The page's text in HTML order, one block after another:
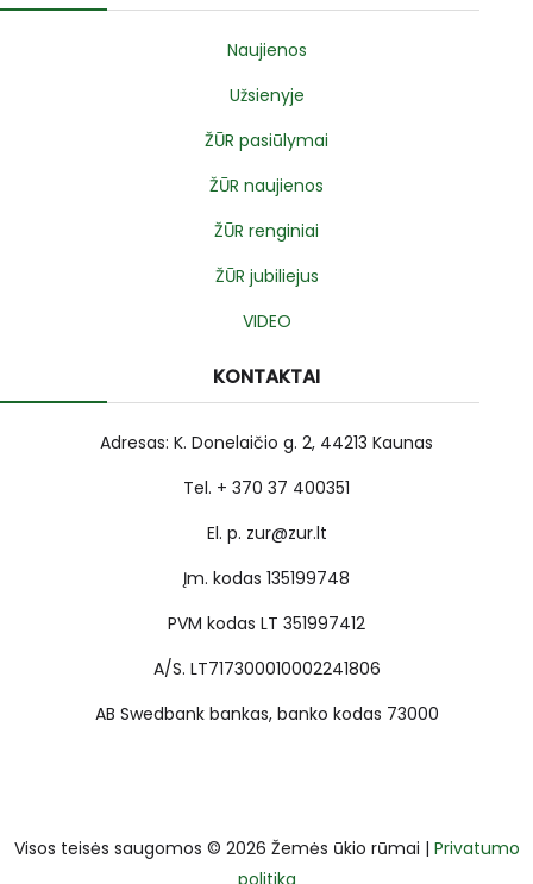
Naujienos
Užsienyje
ŽŪR pasiūlymai
ŽŪR naujienos
ŽŪR renginiai
ŽŪR jubiliejus
VIDEO
KONTAKTAI
Adresas: K. Donelaičio g. 2, 44213 Kaunas
Tel. + 370 37 400351
El. p. zur@zur.lt
Įm. kodas 135199748
PVM kodas LT 351997412
A/S. LT717300010002241806
AB Swedbank bankas, banko kodas 73000
Visos teisės saugomos © 2026 Žemės ūkio rūmai | Privatumo